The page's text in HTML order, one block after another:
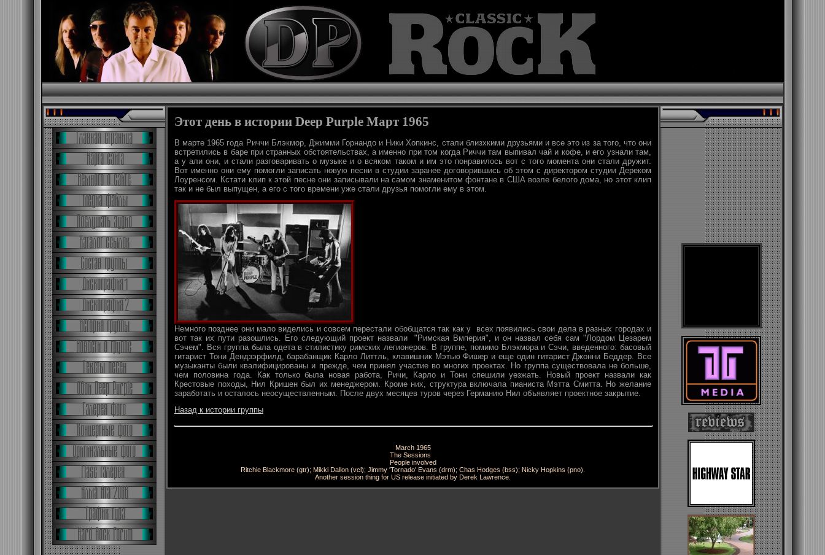
Этот день в истории Deep Purple Март 1965
В марте 1965 года Риччи Блэкмор, Джимми Горнандо и Ники Хопкинс, стали близхкими друзьями и все это из за того, что они
встретились в баре при странных обстоятельствах, а именно при том когда Риччи там выпивал чай и кофе, и его узнали там,
а у али они, и стали разговаривать о музыке и о всяком таком и им это понравилось вот с того момента они стали дружит.
Вот именно они ему помогли записать новую песни в студии заранее договорившись об этом с директором студии Дереком
Лоуренсом. Кстати клип к этой песне они записывали на самом знаменитом фонтане в США возле белого дома, но этот клип
так и не был выпущен, а его с того времени уже стали друзья помогли ему в этом.
Немного позднее они мало виделись и совсем перестали обобщатся так как у всех появились свои дела в разных городах и
вот так их пути разошлись. Его следующий проект назвали "Римская Bмперия", и он назвал себя сам "Лордом Цезарем
Сэчем". Вся группа была одета в стилистику римских легионеров. В группе, помимо Блэкмора и Сэчи, введенного: басовый
гитарист Тони Дендзэрфилд, барабанщик Карло Литтль, клавишник Мэтью Фишер и еще один гитарист Джонни Беддер. Все
музыканты были квалифицированы и прежде, чем принял участие во многих проектах. Но группа существовала не больше,
чем половина года. Как только была новая работа, Ричи, Карло и Тони спешили уезжать. Новый проект назвали как
Крестовые походы, Нил Кришен был их менеджером. Кроме них, структура включала пианиста Мэтта Смитта. Но желание
заработать и осталось неосуществленным. После двух месяцев туров через Германию Нил объявляет проектное закрытие.
Назад к истории группы
March 1965
The Sessions
People involved
Ritchie Blackmore (gtr); Mikki Dallon (vcl); Jimmy 'Tornado' Evans (drm); Chas Hodges (bss); Nicky Hopkins (pno).
Another session thing for US release initiated by Derek Lawrence.